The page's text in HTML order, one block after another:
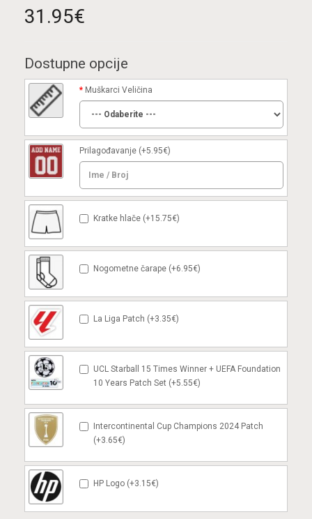
31.95€
Dostupne opcije
Muškarci Veličina
Prilagođavanje (+5.95€)
Kratke hlače (+15.75€)
Nogometne čarape (+6.95€)
La Liga Patch (+3.35€)
UCL Starball 15 Times Winner + UEFA Foundation
10 Years Patch Set (+5.55€)
Intercontinental Cup Champions 2024 Patch
(+3.65€)
HP Logo (+3.15€)